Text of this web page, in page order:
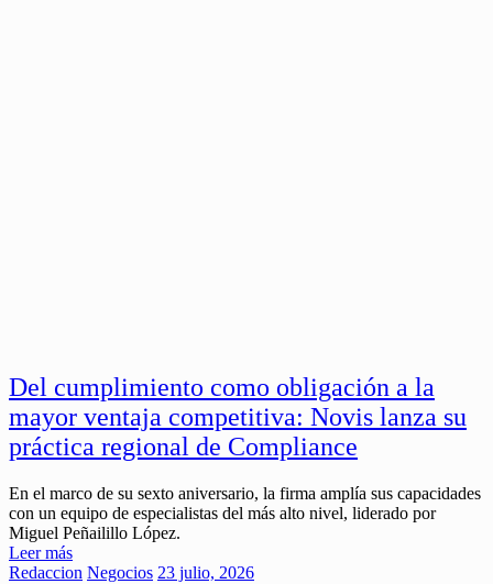
Del cumplimiento como obligación a la
mayor ventaja competitiva: Novis lanza su
práctica regional de Compliance
En el marco de su sexto aniversario, la firma amplía sus capacidades
con un equipo de especialistas del más alto nivel, liderado por
Miguel Peñailillo López.
Leer más
Redaccion Negocios 23 julio, 2026